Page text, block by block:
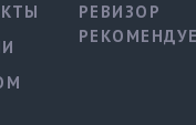
РЕВИЗОР